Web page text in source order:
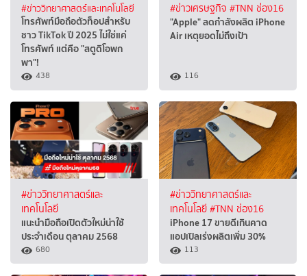
#ข่าววิทยาศาสตร์และเทคโนโลยี
โทรศัพท์มือถือตัวท็อปสำหรับ
ชาว TikTok ปี 2025 ไม่ใช่แค่
โทรศัพท์ แต่คือ "สตูดิโอพก
พา"!
438
#ข่าวเศรษฐกิจ #TNN ช่อง16
"Apple" ลดกำลังผลิต iPhone
Air เหตุยอดไม่ถึงเป้า
116
#ข่าววิทยาศาสตร์และ
เทคโนโลยี
แนะนำมือถือเปิดตัวใหม่น่าใช้
ประจำเดือน ตุลาคม 2568
680
#ข่าววิทยาศาสตร์และ
เทคโนโลยี#TNN ช่อง16
iPhone 17 ขายดีเกินคาด
แอปเปิลเร่งผลิตเพิ่ม 30%
113